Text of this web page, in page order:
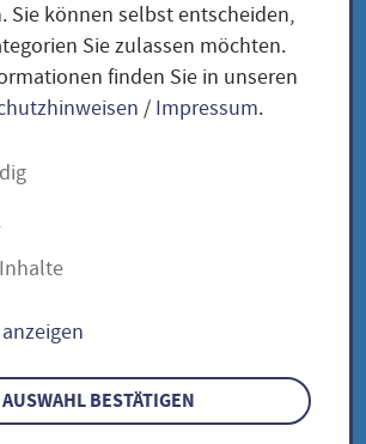
/
/ Solanum
Sie können selbst entscheiden,
Sie zulassen möchten.
finden Sie in unseren
/ Impressum.
AUSWAHL BESTÄTIGEN